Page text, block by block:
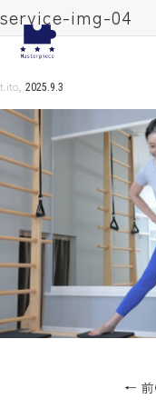
service-img-04
t.ito, 2025.9.3